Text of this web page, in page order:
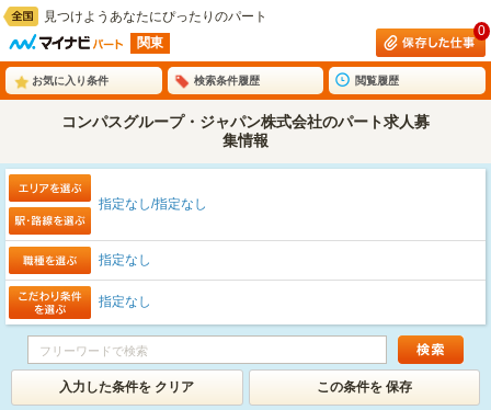
見つけようあなたにぴったりのパート
関東
0
お気に入り条件 検索条件履歴 閲覧履歴
コンパスグループ・ジャパン株式会社のパート求人募
集情報
指定なし/指定なし
指定なし
指定なし
入力した条件を クリア この条件を 保存